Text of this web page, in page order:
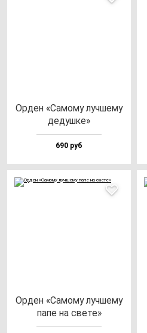
Орден «Само­му луч­ше­му
де­душ­ке»
690 руб
Орден «Само­му луч­ше­му
па­пе на све­те»